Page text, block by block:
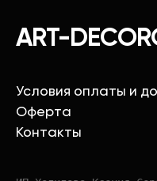
ART-
Условия оплаты и
Оферта
Контакты